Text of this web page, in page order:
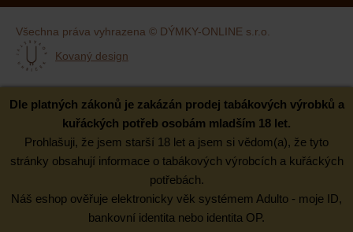
Všechna práva vyhrazena © DÝMKY-ONLINE s.r.o.
Kovaný design
Dle platných zákonů je zakázán prodej tabákových výrobků a
kuřáckých potřeb osobám mladším 18 let.
Prohlašuji, že jsem starší 18 let a jsem si vědom(a), že tyto
stránky obsahují informace o tabákových výrobcích a kuřáckých
potřebách.
Náš eshop ověřuje elektronicky věk systémem Adulto - moje ID,
bankovní identita nebo identita OP.